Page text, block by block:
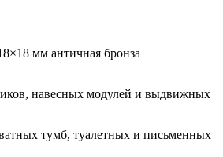
мм античная бронза
навесных модулей и выдвижных
тумб, туалетных и письменных